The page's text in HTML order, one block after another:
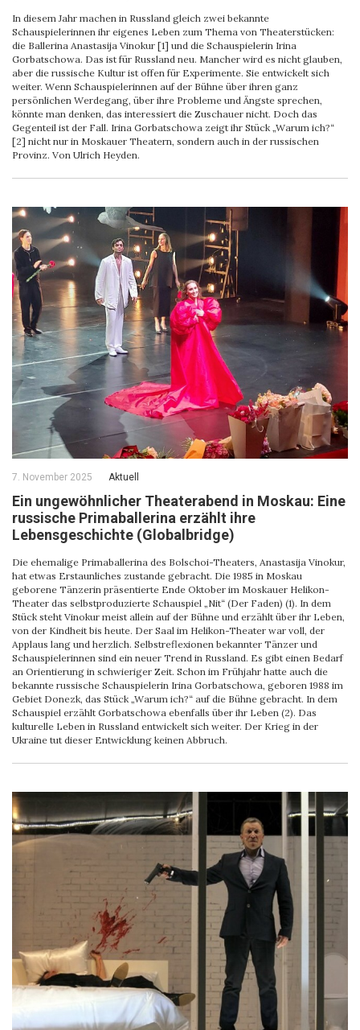
In diesem Jahr machen in Russland gleich zwei bekannte
Schauspielerinnen ihr eigenes Leben zum Thema von Theaterstücken:
die Ballerina Anastasija Vinokur [1] und die Schauspielerin Irina
Gorbatschowa. Das ist für Russland neu. Mancher wird es nicht glauben,
aber die russische Kultur ist offen für Experimente. Sie entwickelt sich
weiter. Wenn Schauspielerinnen auf der Bühne über ihren ganz
persönlichen Werdegang, über ihre Probleme und Ängste sprechen,
könnte man denken, das interessiert die Zuschauer nicht. Doch das
Gegenteil ist der Fall. Irina Gorbatschowa zeigt ihr Stück „Warum ich?“
[2] nicht nur in Moskauer Theatern, sondern auch in der russischen
Provinz. Von Ulrich Heyden.
7. November 2025 Aktuell
Ein ungewöhnlicher Theaterabend in Moskau: Eine
russische Primaballerina erzählt ihre
Lebensgeschichte (Globalbridge)
Die ehemalige Primaballerina des Bolschoi-Theaters, Anastasija Vinokur,
hat etwas Erstaunliches zustande gebracht. Die 1985 in Moskau
geborene Tänzerin präsentierte Ende Oktober im Moskauer Helikon-
Theater das selbstproduzierte Schauspiel „Nit“ (Der Faden) (1). In dem
Stück steht Vinokur meist allein auf der Bühne und erzählt über ihr Leben,
von der Kindheit bis heute. Der Saal im Helikon-Theater war voll, der
Applaus lang und herzlich. Selbstreflexionen bekannter Tänzer und
Schauspielerinnen sind ein neuer Trend in Russland. Es gibt einen Bedarf
an Orientierung in schwieriger Zeit. Schon im Frühjahr hatte auch die
bekannte russische Schauspielerin Irina Gorbatschowa, geboren 1988 im
Gebiet Donezk, das Stück „Warum ich?“ auf die Bühne gebracht. In dem
Schauspiel erzählt Gorbatschowa ebenfalls über ihr Leben (2). Das
kulturelle Leben in Russland entwickelt sich weiter. Der Krieg in der
Ukraine tut dieser Entwicklung keinen Abbruch.